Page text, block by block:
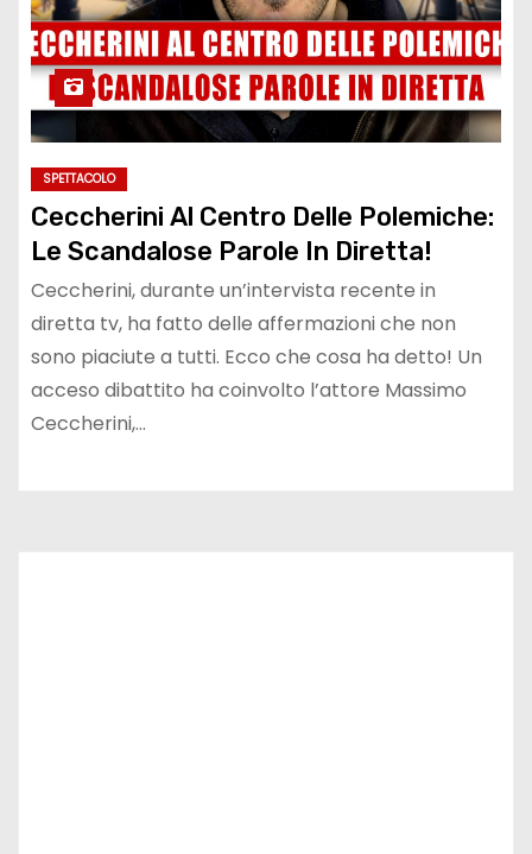
SPETTACOLO
Ceccherini Al Centro Delle Polemiche:
Le Scandalose Parole In Diretta!
Ceccherini, durante un’intervista recente in
diretta tv, ha fatto delle affermazioni che non
sono piaciute a tutti. Ecco che cosa ha detto! Un
acceso dibattito ha coinvolto l’attore Massimo
Ceccherini,…